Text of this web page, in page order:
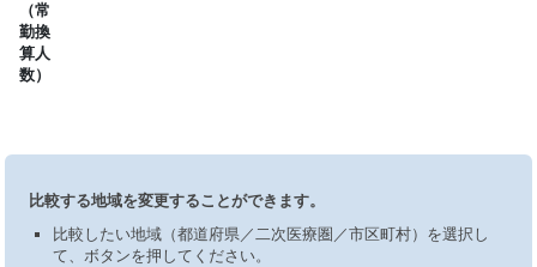
（常
勤換
算人
数）
比較する地域を変更することができます。
比較したい地域（都道府県／二次医療圏／市区町村）を選択し
て、ボタンを押してください。